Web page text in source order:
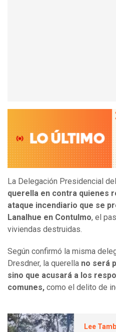
La Delegación Presidencial
querella en contra quienes
ataque incendiario que se
Lanalhue en Contulmo, el
viviendas destruidas.
Según confirmó la misma
Dresdner, la querella no será
sino que acusará a los
comunes, como el delito de
Lee